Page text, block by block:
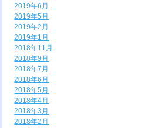
2019年6月
2019年5月
2019年2月
2019年1月
2018年11月
2018年9月
2018年7月
2018年6月
2018年5月
2018年4月
2018年3月
2018年2月